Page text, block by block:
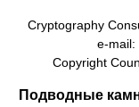
Cryptography
e-mail:
Copyright
Подводные